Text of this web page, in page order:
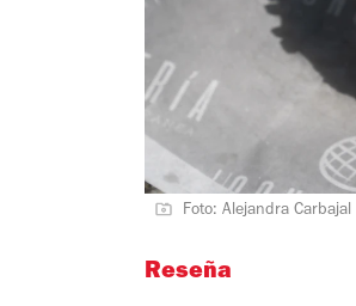
Foto: Alejandra Carbajal
Reseña